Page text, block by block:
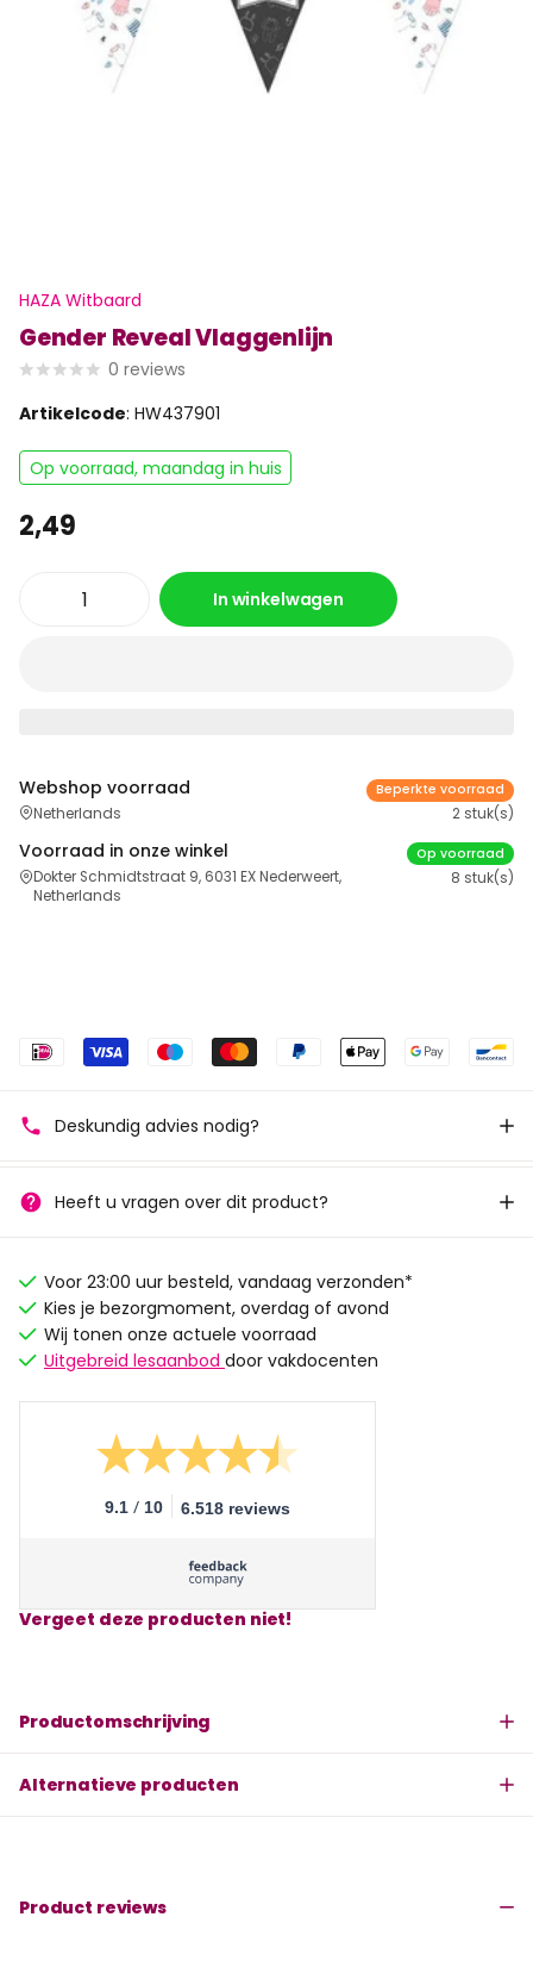
HAZA Witbaard
Gender Reveal Vlaggenlijn
0 reviews
Artikelcode: HW437901
Op voorraad, maandag in huis
2,49
In winkelwagen
Webshop voorraad
Netherlands
Beperkte voorraad
2 stuk(s)
Voorraad in onze winkel
Dokter Schmidtstraat 9, 6031 EX Nederweert,
Netherlands
Op voorraad
8 stuk(s)
Deskundig advies nodig?
Heeft u vragen over dit product?
Voor 23:00 uur besteld, vandaag verzonden*
Kies je bezorgmoment, overdag of avond
Wij tonen onze actuele voorraad
Uitgebreid lesaanbod door vakdocenten
9.1 / 10 6.518 reviews
Vergeet deze producten niet!
Productomschrijving
Alternatieve producten
Product reviews